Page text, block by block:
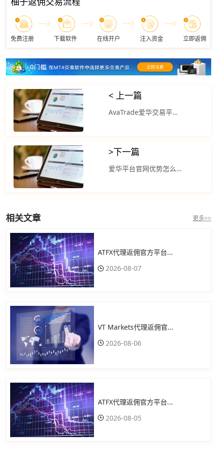
免费注册 下载软件 在线开户 注入资金 立即返佣
< 上一篇
AvaTrade爱华交易平台可靠吗？道琼斯工业平均指数比前一交易日上涨88.14点
>下一篇
爱华平台官网优势怎么样？亚太主要股指收盘多数下跌日经225指数收盘跌0.28%
相关文章 更多>>
ATFX代理返佣官方平台...
2026-08-07
VT Markets代理返佣官...
2026-08-06
ATFX代理返佣官方平台...
2026-08-05